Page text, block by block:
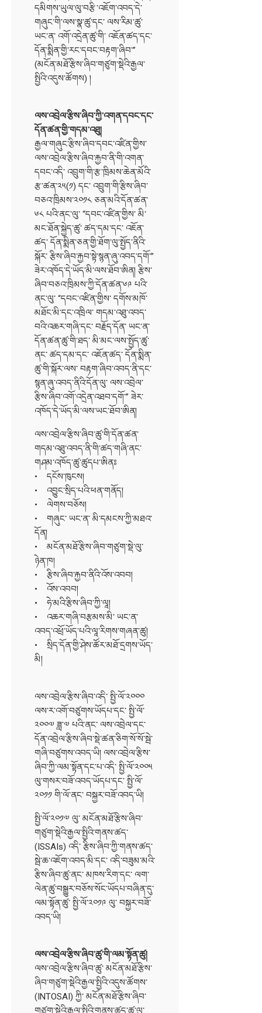
དམིགས་ཡུལ་ལུ་བརྩི་འཇོག་འབད་དེ་
གཞུང་གི་ལས་སྣ་ཚུ་དང་ ལས་རིམ་ཚུ་
ཡང་ན་ འགོ་འདྲེན་ཚུ་གི་ འཇོན་ཚད་དང་
དོན་སྨིན་གྱི་རང་དབང་བརྟག་ཞིབ་”
(མངོན་མཐོ་རྩིས་ཞིབ་གཙུག་སྡེའི་རྒྱལ་
སྤྱིའི་འདུས་ཚོགས) །
ལས་འབྲེལ་རྩིས་ཞིབ་ཀྱི་འགན་དབང་དང་
དོན་ཚན་གྱི་གདམ་འཐུ།
རྒྱལ་གཞུང་རྩིས་ཞིབ་དབང་འཛིན་གྱིས་
ལས་འབྲེལ་རྩིས་ཞིབ་རྐྱབ་ནི་གི་འགན་
དབང་འདི་ འབྲུག་གི་རྩ་ཁྲིམས་ཆེན་མོའི་
རྩ་ཚན་༢༥(༡) དང་ འབྲུག་གི་རྩིས་ཞིབ་
བཅའ་ཁྲིམས་༢༠༡༨ ཅན་མའི་དོན་ཚན་
༦༨ པའི་ནང་ལུ་ “དབང་འཛིན་གྱིས་ མི་
མང་ཐོན་སྐྱེད་ཚུ་ ཚད་དམ་དང་ འཇོན་
ཚད་ དོན་སྨིན་ཅན་གྱི་ཐོག་ལུ་སྤྱོད་ནིའི་
སྐོར་ རྩིས་ཞིབ་རྐྱབ་སྟེ་སྙན་ཞུ་འབད་དགོ་”
ཟེར་འཁོད་དེ་ཡོད་མི་ལས་ཐོབ་ཨིན། རྩིས་
ཞིབ་བཅའ་ཁྲིམས་ཀྱི་དོན་ཚན་༦༩ པའི་
ནང་ལུ་ “དབང་འཛིན་གྱིས་ དགོས་མཁོ་
མཐོང་མི་དང་འཁྲིལ་ གདམ་འཐུ་འབད་
བའི་འཆར་གཞི་དང་ བརྗོད་དོན་ ཡང་ན་
དོན་ཚན་ཚུ་གི་ཐད་ མི་མང་ལས་སྤྱོད་ཚུ་
ནང་ ཚད་དམ་དང་ འཇོན་ཚད་ དོན་སྨིན་
ཚུ་གི་སྐོར་ལས་ བརྟག་ཞིབ་འབད་ནི་དང་
སྙན་ཞུ་འབད་ནིའི་དོན་ལུ་ ལས་འབྲེལ་
རྩིས་ཞིབ་འགོ་འདྲེན་འཐབ་དགོ་” ཟེར་
འཁོད་དེ་ཡོད་མི་ལས་ཡང་ཐོབ་ཨིན།
ལས་འབྲེལ་རྩིས་ཞིབ་ཚུ་གི་དོན་ཚན་
གདམ་འཐུ་འབད་ནི་གི་ཚད་གཞི་ནང་
གཤམ་འཁོད་ཚུ་ཚུདཔ་ཨིནཿ
• དངོས་ཁུངས།
• འབྱུང་སྲིད་པའི་ཕན་གནོད།
• ལེགས་བཅོས།
• གཞུང་ ཡང་ན་ མི་དམངས་ཀྱི་མཐའ་
དོན།
• མངོན་མཐོ་རྩིས་ཞིབ་གཙུག་སྡེ་ལུ་
ཉེན་ཁ།
• རྩིས་ཞིབ་རྐྱབ་ནིའི་འོས་འབབ།
• འོས་འབབ།
• ཧེ་མའི་རྩིས་ཞིབ་ཀྱི་ལཱ།
• འཆར་གཞི་བརྩམས་མི་ ཡང་ན་
འབད་འཕྲོ་ཡོད་པའི་ལཱ་རིགས་གཞན་ཚུ།
• སྲིད་དོན་གྱི་ཤེས་ཚོར་མཐོ་དྲགས་ཡོད་
མི།
ལས་འབྲེལ་རྩིས་ཞིབ་འདི་ སྤྱི་ལོ་༢༠༠༠
ལས་ར་འགོ་བཙུགས་ཡོདཔ་དང་ སྤྱི་ལོ་
༢༠༠༧ ཟླ་༧ པའི་ནང་ ལས་འབྲེལ་དང་
དོན་འབྲེལ་རྩིས་ཞིབ་སྡེ་ཚན་ཅིག་སོ་སོ་སྦེ་
གཞི་བཙུགས་འབད་ཡི། ལས་འབྲེལ་རྩིས་
ཞིབ་ཀྱི་ལམ་སྟོན་དང་པ་འདི་ སྤྱི་ལོ་༢༠༠༥
ལུ་གསར་བཟོ་འབད་ཡོདཔ་དང་ སྤྱི་ལོ་
༢༠༡༡ གི་ལོ་ནང་ བསྐྱར་བཟོ་འབད་ཡི།
སྤྱི་ལོ་༢༠༡༧ ལུ་ མངོན་མཐོ་རྩིས་ཞིབ་
གཙུག་སྡེའི་རྒྱལ་སྤྱིའི་གནས་ཚད་
(ISSAIs) འདི་ རྩིས་ཞིབ་ཀྱི་གནས་ཚད་
སྦེ་ཆ་འཇོག་འབད་མི་དང་ འདི་བཟུམ་མའི་
རྩིས་ཞིབ་ཚུ་ནང་ མཁས་རིག་དང་ ལག་
ལེན་ཚུ་བསྒྱུར་བཅོས་སོང་ཡོདཔ་བཞིན་དུ་
ལམ་སྟོན་ཚུ་ སྤྱི་ལོ་༢༠༡༩ ལུ་ བསྐྱར་བཟོ་
འབད་ཡི།
ལས་འབྲེལ་རྩིས་ཞིབ་ཚུ་གི་ལམ་སྟོན་ཚུ།
ལས་འབྲེལ་རྩིས་ཞིབ་ཚུ་ མངོན་མཐོ་རྩིས་
ཞིབ་གཙུག་སྡེའི་རྒྱལ་སྤྱིའི་འདུས་ཚོགས་
(INTOSAI) ཀྱི་ མངོན་མཐོ་རྩིས་ཞིབ་
གཙུག་སྡེའི་རྒྱལ་སྤྱིའི་གནས་ཚད་ཚུ་ལུ་